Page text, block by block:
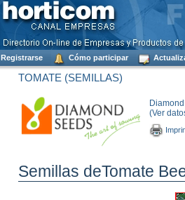
Registrarse Cómo participar
TOMATE (SEMILLAS)
(Ver
Semillas deTomate